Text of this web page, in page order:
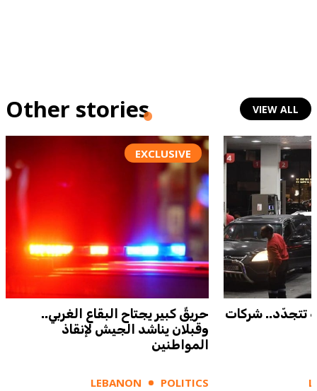
Other stories VIEW ALL
EXCLUSIVE
حريقٌ كبير يجتاح البقاع الغربي..
وقبلان يناشد الجيش لإنقاذ
المواطنين
LEBANON POLITICS
تتجدّد.. شركات